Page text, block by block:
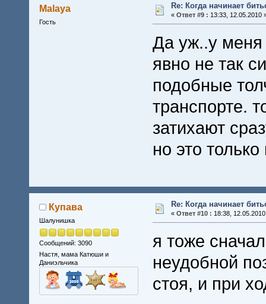
Malaya
Гость
Re: Когда начинает
« Ответ #9 : 13:33, 12.05.2010
Да уж..у меня
явно не так
подобные
транспорте.
затихают
но это
Купава
Шалунишка
Сообщений: 3090
Настя, мама Катюши и
Даниэльчика
Re: Когда начинает
« Ответ #10 : 18:38,
я тоже
неудобной
стоя, и при